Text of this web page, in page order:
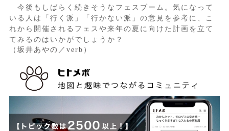
今後もしばらく続きそうなフェスブーム。気になって
いる人は「行く派」「行かない派」の意見を参考に、こ
れから開催されるフェスや来年の夏に向けた計画を立て
てみるのはいかがでしょうか？
（坂井あやの／verb）